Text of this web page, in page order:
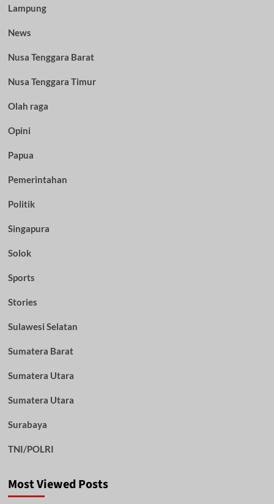
Lampung
News
Nusa Tenggara Barat
Nusa Tenggara Timur
Olah raga
Opini
Papua
Pemerintahan
Politik
Singapura
Solok
Sports
Stories
Sulawesi Selatan
Sumatera Barat
Sumatera Utara
Sumatera Utara
Surabaya
TNI/POLRI
Most Viewed Posts